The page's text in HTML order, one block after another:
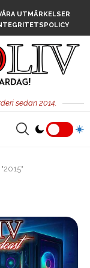
UTMÄRKELSER
sedan 2014.